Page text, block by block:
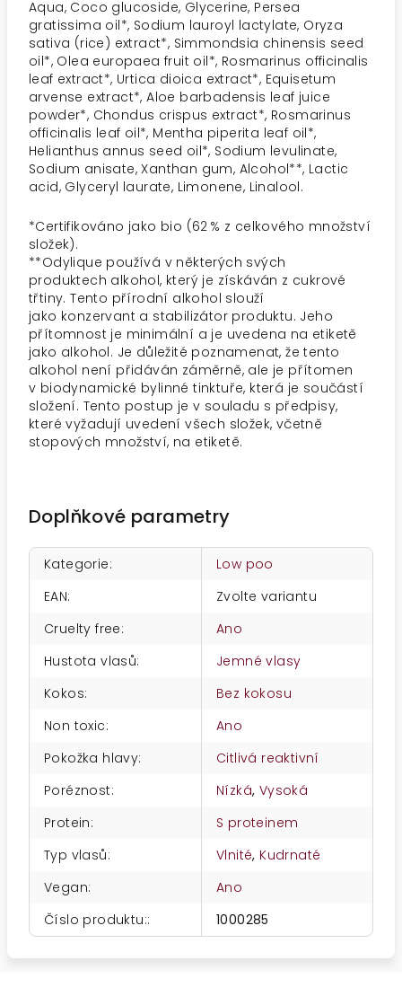
Aqua, Coco glucoside, Glycerine, Persea
gratissima oil*, Sodium lauroyl lactylate, Oryza
sativa (rice) extract*, Simmondsia chinensis seed
oil*, Olea europaea fruit oil*, Rosmarinus officinalis
leaf extract*, Urtica dioica extract*, Equisetum
arvense extract*, Aloe barbadensis leaf juice
powder*, Chondus crispus extract*, Rosmarinus
officinalis leaf oil*, Mentha piperita leaf oil*,
Helianthus annus seed oil*, Sodium levulinate,
Sodium anisate, Xanthan gum, Alcohol**, Lactic
acid, Glyceryl laurate, Limonene, Linalool.
*Certifikováno jako bio (62 % z celkového množství
složek).
**Odylique používá v některých svých
produktech alkohol, který je získáván z cukrové
třtiny. Tento přírodní alkohol slouží
jako konzervant a stabilizátor produktu. Jeho
přítomnost je minimální a je uvedena na etiketě
jako alkohol. Je důležité poznamenat, že tento
alkohol není přidáván záměrně, ale je přítomen
v biodynamické bylinné tinktuře, která je součástí
složení. Tento postup je v souladu s předpisy,
které vyžadují uvedení všech složek, včetně
stopových množství, na etiketě.
Doplňkové parametry
Kategorie:
Low poo
EAN:
Zvolte variantu
Cruelty free:
Ano
Hustota vlasů:
Jemné vlasy
Kokos:
Bez kokosu
Non toxic:
Ano
Pokožka hlavy:
Citlivá reaktivní
Poréznost: Nízká, Vysoká
Protein:
S proteinem
Typ vlasů: Vlnité, Kudrnaté
Vegan:
Ano
Číslo produktu:: 1000285